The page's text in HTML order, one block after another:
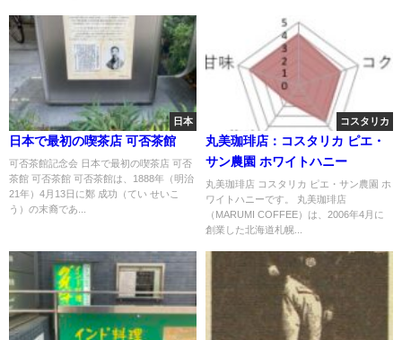
日本
日本で最初の喫茶店 可否茶館
可否茶館記念会 日本で最初の喫茶店 可否
茶館 可否茶館 可否茶館は、1888年（明治
21年）4月13日に鄭 成功（てい せいこ
う）の末裔であ...
コスタリカ
丸美珈琲店：コスタリカ ピエ・
サン農園 ホワイトハニー
丸美珈琲店 コスタリカ ピエ・サン農園 ホ
ワイトハニーです。 丸美珈琲店
（MARUMI COFFEE）は、2006年4月に
創業した北海道札幌...